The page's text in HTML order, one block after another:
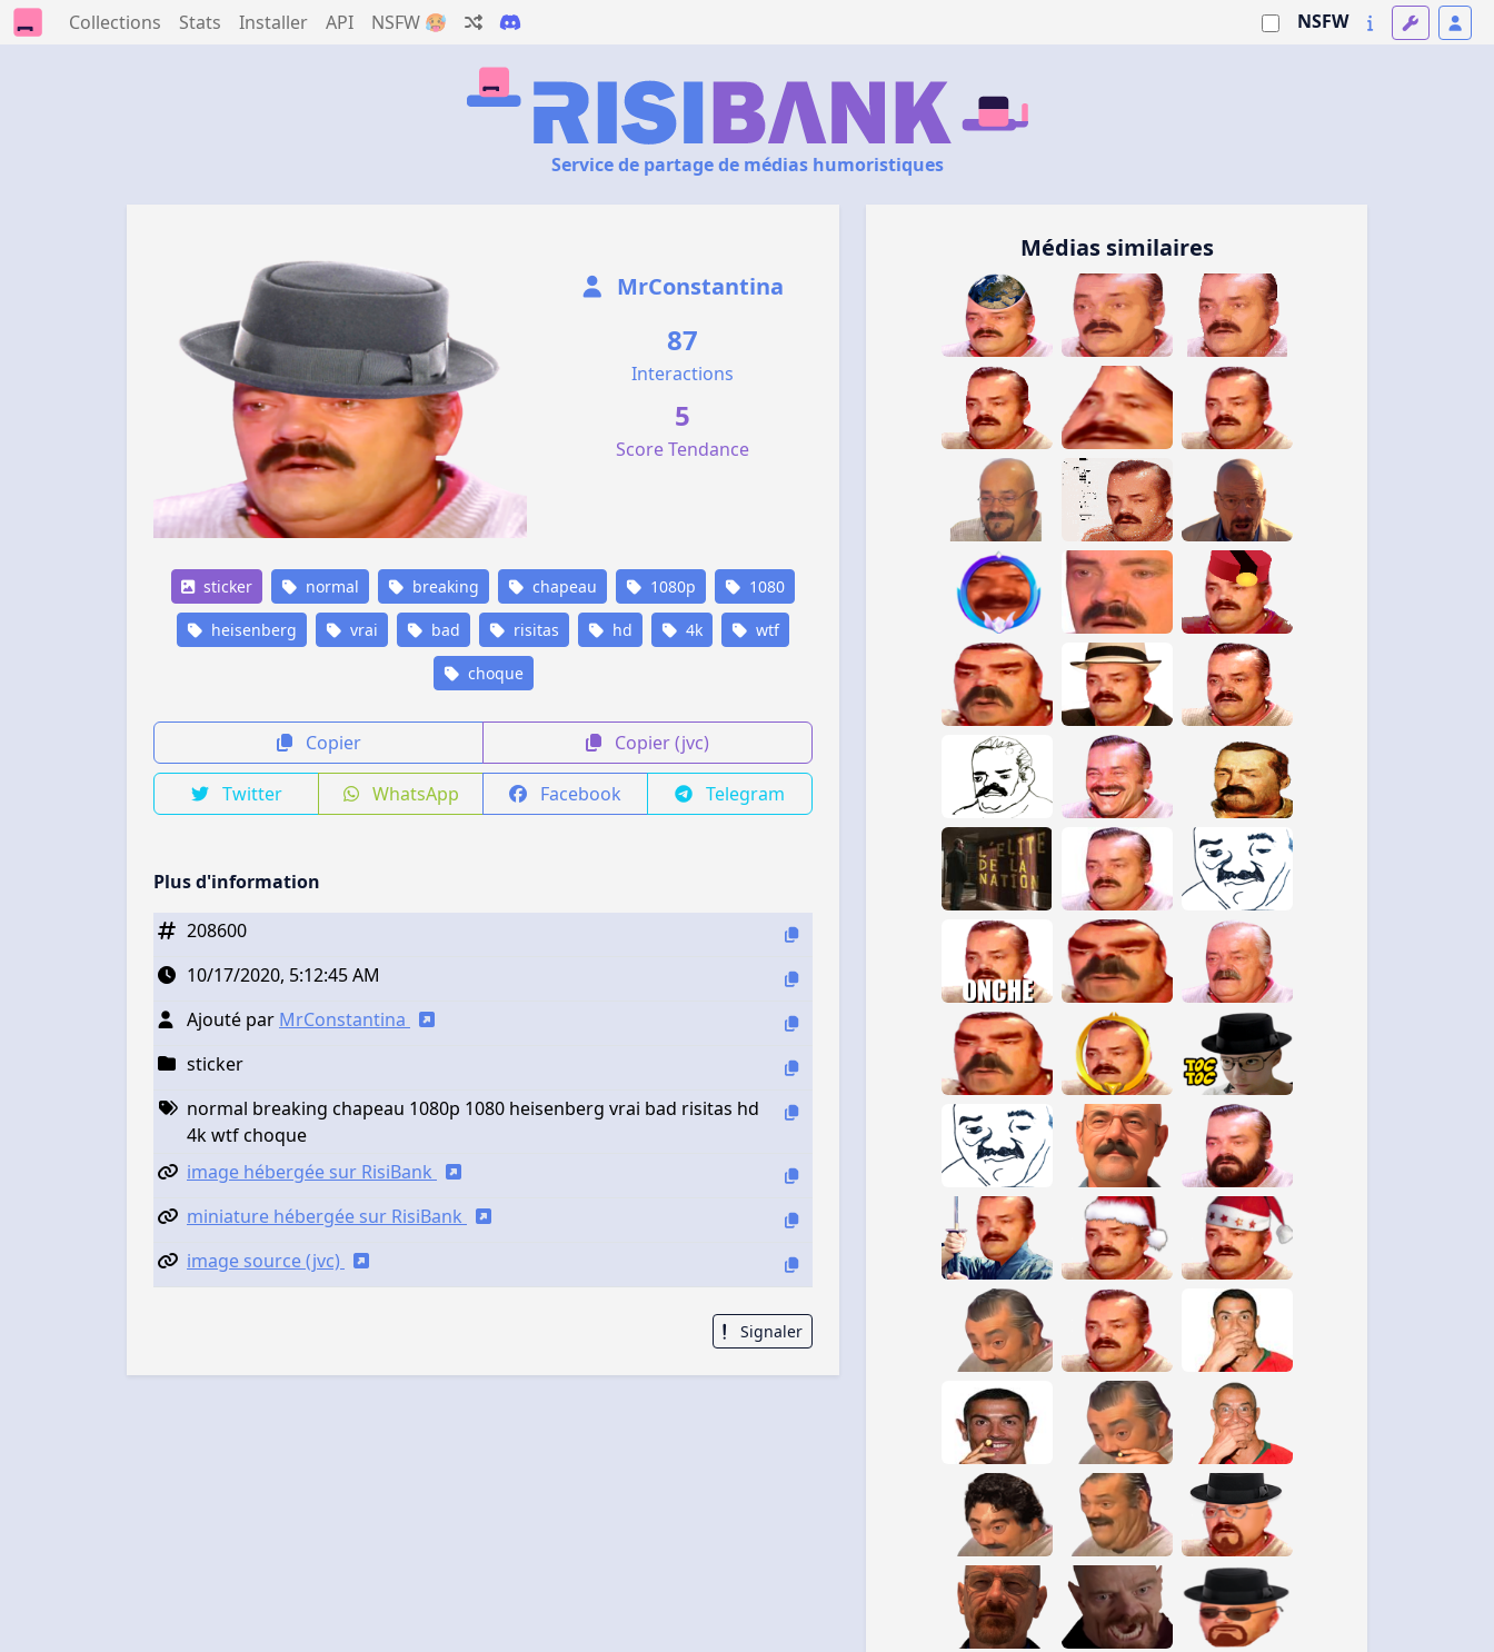
Collections Stats Installer API NSFW 🥵 NSFW
Service de partage de médias humoristiques
MrConstantina
87
Interactions
5
Score Tendance
sticker normal breaking chapeau 1080p 1080
heisenberg vrai bad risitas hd 4k wtf
choque
Copier Copier (jvc)
Twitter WhatsApp Facebook Telegram
Plus d'information
208600
10/17/2020, 5:12:45 AM
Ajouté par MrConstantina
sticker
normal breaking chapeau 1080p 1080 heisenberg vrai bad risitas hd
4k wtf choque
image hébergée sur RisiBank
miniature hébergée sur RisiBank
image source (jvc)
Signaler
Médias similaires